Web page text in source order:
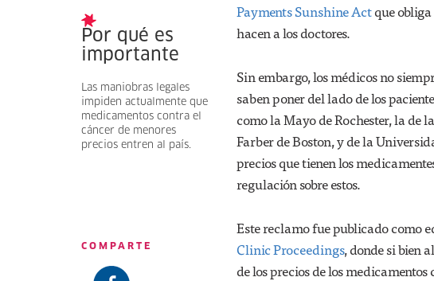
Por qué es
importante
Las maniobras legales
impiden actualmente que
medicamentos contra el
cáncer de menores
precios entren al país.
COMPARTE
Payments Sunshine Actque
hacen a los doctores.
Sin embargo, los médicos no
saben poner del lado de los
como la Mayo de Rochester, la de
Farber de Boston, y de la
precios que tienen los
regulación sobre estos.
Este reclamo fue publicado como
Clinic Proceedings, donde si bien
de los precios de los